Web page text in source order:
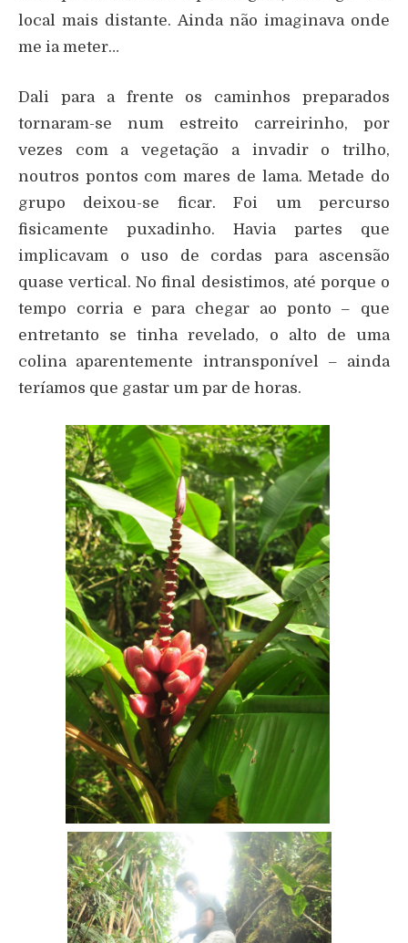
local mais distante. Ainda não imaginava onde
me ia meter…
Dali para a frente os caminhos preparados
tornaram-se num estreito carreirinho, por
vezes com a vegetação a invadir o trilho,
noutros pontos com mares de lama. Metade do
grupo deixou-se ficar. Foi um percurso
fisicamente puxadinho. Havia partes que
implicavam o uso de cordas para ascensão
quase vertical. No final desistimos, até porque o
tempo corria e para chegar ao ponto – que
entretanto se tinha revelado, o alto de uma
colina aparentemente intransponível – ainda
teríamos que gastar um par de horas.